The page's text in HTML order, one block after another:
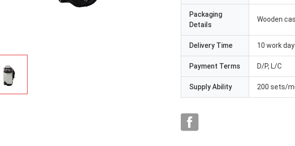
Packaging
Details
Wooden
Delivery Time 10 work
Payment Terms D/P, L/C
Supply Ability 200 sets/